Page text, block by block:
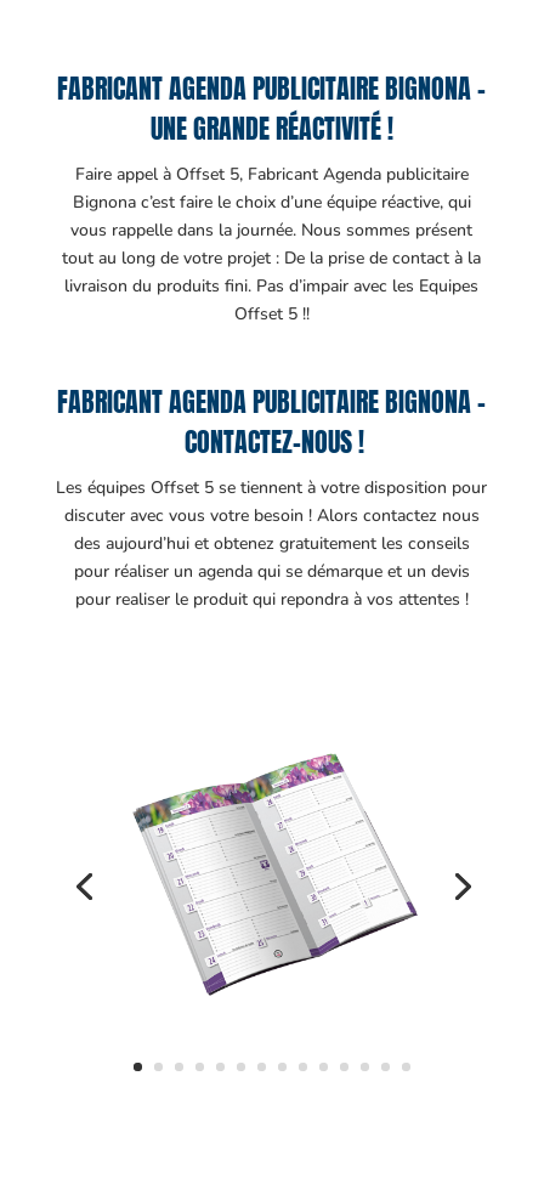
FABRICANT AGENDA PUBLICITAIRE BIGNONA –
UNE GRANDE RÉACTIVITÉ !
Faire appel à Offset 5, Fabricant Agenda publicitaire
Bignona c’est faire le choix d’une équipe réactive, qui
vous rappelle dans la journée. Nous sommes présent
tout au long de votre projet : De la prise de contact à la
livraison du produits fini. Pas d’impair avec les Equipes
Offset 5 !!
FABRICANT AGENDA PUBLICITAIRE BIGNONA –
CONTACTEZ-NOUS !
Les équipes Offset 5 se tiennent à votre disposition pour
discuter avec vous votre besoin ! Alors contactez nous
des aujourd’hui et obtenez gratuitement les conseils
pour réaliser un agenda qui se démarque et un devis
pour realiser le produit qui repondra à vos attentes !